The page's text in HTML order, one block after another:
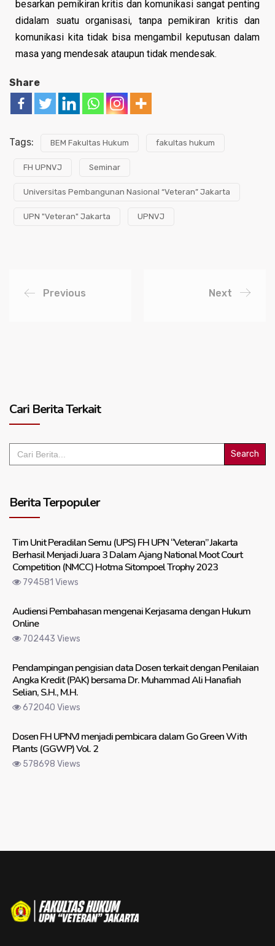
besarkan pemikiran kritis dan komunikasi sangat penting
didalam suatu organisasi, tanpa pemikiran kritis dan
komunikasi kita tidak bisa mengambil keputusan dalam
masa yang mendesak ataupun tidak mendesak.
Share
Tags: BEM Fakultas Hukum fakultas hukum
FH UPNVJ Seminar
Universitas Pembangunan Nasional “Veteran” Jakarta
UPN "Veteran" Jakarta UPNVJ
Previous Next
Cari Berita Terkait
Search
for:
Berita Terpopuler
Tim Unit Peradilan Semu (UPS) FH UPN “Veteran” Jakarta
Berhasil Menjadi Juara 3 Dalam Ajang National Moot Court
Competition (NMCC) Hotma Sitompoel Trophy 2023
794581 Views
Audiensi Pembahasan mengenai Kerjasama dengan Hukum
Online
702443 Views
Pendampingan pengisian data Dosen terkait dengan Penilaian
Angka Kredit (PAK) bersama Dr. Muhammad Ali Hanafiah
Selian, S.H., M.H.
672040 Views
Dosen FH UPNVJ menjadi pembicara dalam Go Green With
Plants (GGWP) Vol. 2
578698 Views